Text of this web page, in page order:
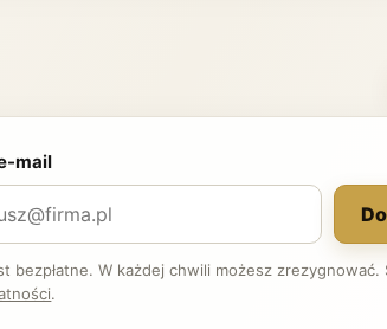
mail
bezpłatne. W każdej chwili możesz zrezygnować.
.